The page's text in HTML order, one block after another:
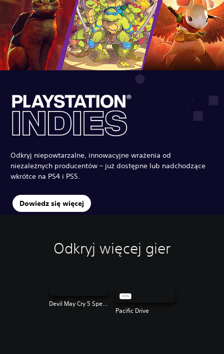
Odkryj niepowtarzalne, innowacyjne wrażenia od
niezależnych producentów – już dostępne lub nadchodzące
wkrótce na PS4 i PS5.
Dowiedz się więcej
Odkryj więcej gier
Devil May Cry 5 Special Edition
Pacific Drive